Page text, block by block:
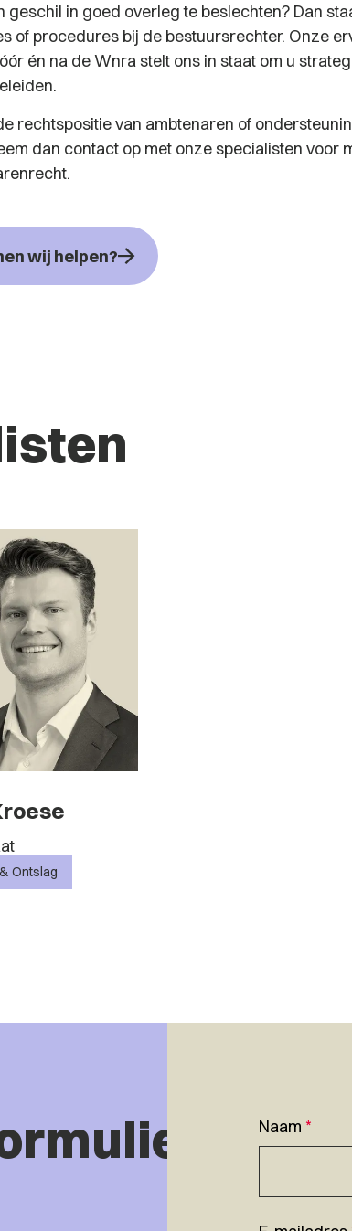
geschil in goed overleg te beslechten? Dan
of procedures bij de bestuursrechter. Onze
én na de Wnra stelt ons in staat om u
rechtspositie van ambtenaren of
dan contact op met onze specialisten voor
wij helpen?
Ontslag
Naam *